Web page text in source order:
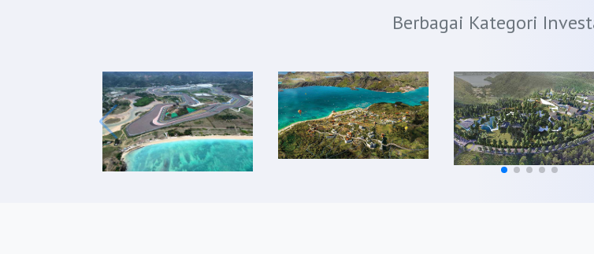
Investasi
https://bkpmcianjur.org
https://bkpmcirebon.org
https://bkpmgarut.org
Berbagai Kategori